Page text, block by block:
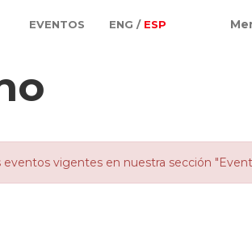
EVENTOS ENG / ESP
vigentes en nuestra sección